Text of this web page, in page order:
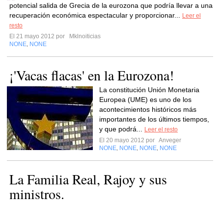
potencial salida de Grecia de la eurozona que podría llevar a una
recuperación económica espectacular y proporcionar...
Leer el
resto
El 21 mayo 2012 por
Mklnoiticias
NONE NONE
¡'Vacas flacas' en la Eurozona!
La constitución Unión Monetaria
Europea (UME) es uno de los
acontecimientos históricos más
importantes de los últimos tiempos,
y que podrá...
Leer el resto
El 20 mayo 2012 por Anveger
NONE NONE NONE NONE
La Familia Real, Rajoy y sus
ministros.